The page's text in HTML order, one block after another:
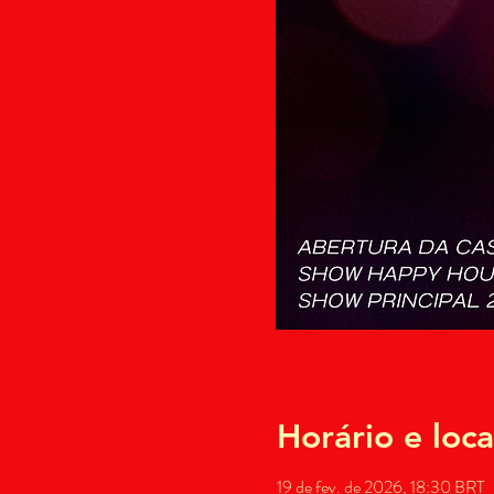
Horário e
19 de fev. de 2026, 18:30 BRT